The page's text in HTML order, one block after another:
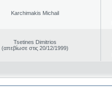
Karchimakis Michail
Tsetines Dimitrios
(απεβίωσε στις 20/12/1999)